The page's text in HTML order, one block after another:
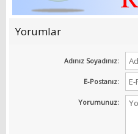
Yorumlar
Adınız Soyadınız:
E-Postanız:
Yorumunuz: